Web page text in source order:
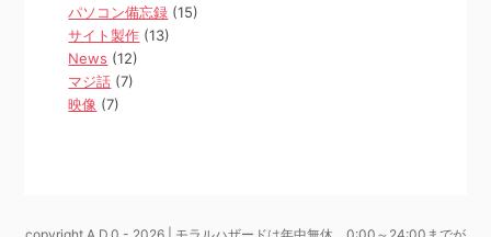
パソコン備忘録 (15)
サイト製作 (13)
News (12)
マジ話 (7)
映像 (7)